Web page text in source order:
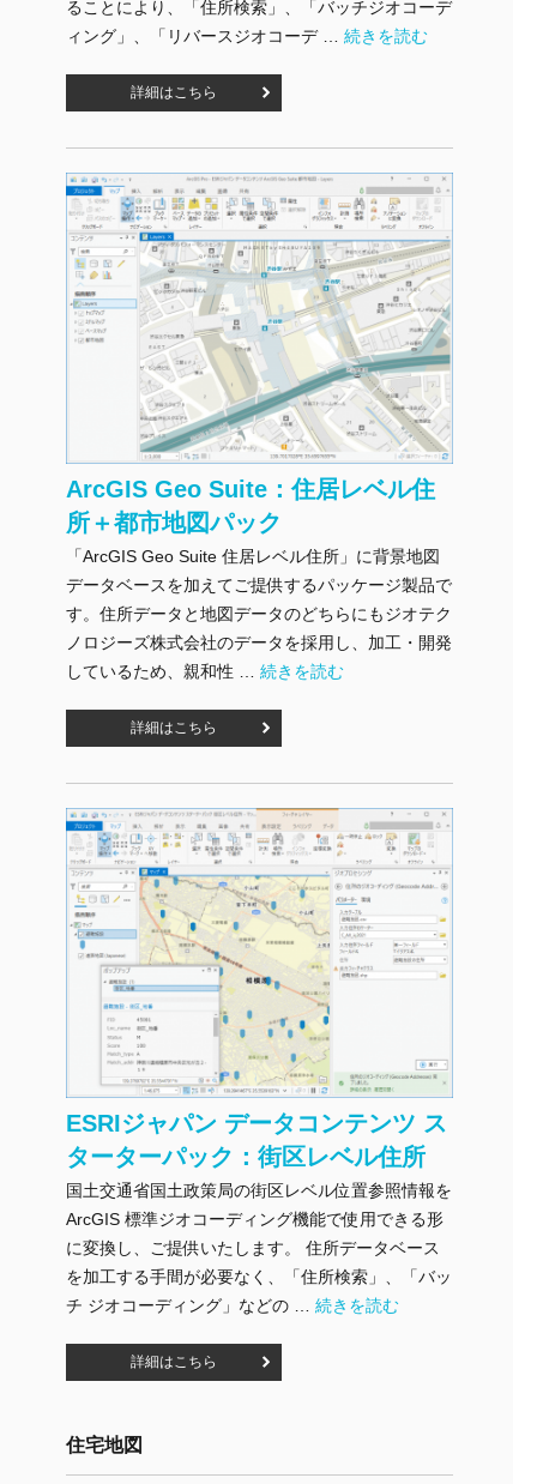
ることにより、「住所検索」、「バッチジオコーデ
ィング」、「リバースジオコーデ … "ArcGIS Geo Suite：住
続きを読む
詳細はこちら
ArcGIS Geo Suite：住居レベル住
所＋都市地図パック
「ArcGIS Geo Suite 住居レベル住所」に背景地図
データベースを加えてご提供するパッケージ製品で
す。住所データと地図データのどちらにもジオテク
ノロジーズ株式会社のデータを採用し、加工・開発
しているため、親和性 … "ArcGIS Geo Suite：住居レベル住
続きを読む
詳細はこちら
ESRIジャパン データコンテンツ ス
ターターパック：街区レベル住所
国土交通省国土政策局の街区レベル位置参照情報を
ArcGIS 標準ジオコーディング機能で使用できる形
に変換し、ご提供いたします。 住所データベース
を加工する手間が必要なく、「住所検索」、「バッ
チ ジオコーディング」などの … "ESRIジャパン データコン
続きを読む
詳細はこちら
住宅地図